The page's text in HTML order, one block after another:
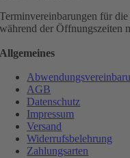
Terminvereinbarungen für
während der Öffnungszeiten
Allgemeines
AGB
Datenschutz
Impressum
Versand
Widerrufsbelehrung
Zahlungsarten